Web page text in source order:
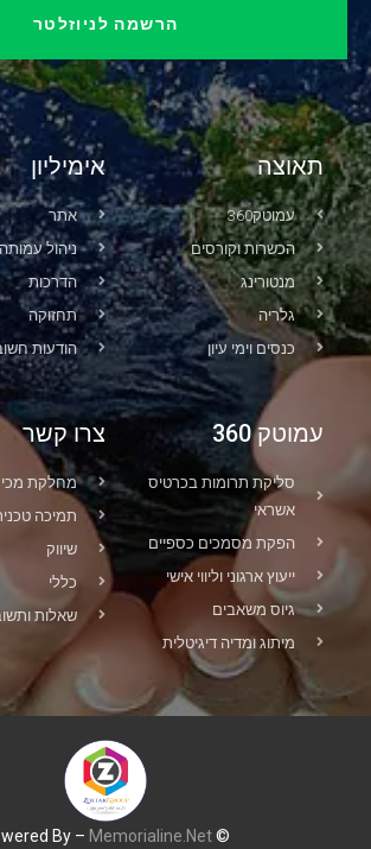
הרשמה לניוזלטר
תאוצה
עמוטק360
הכשרות וקורסים
מנטורינג
גלריה
כנסים וימי עיון
אימיליון
אתר
ניהול עמותה
הדרכות
תחזוקה
הודעות
עמוטק 360
סליקת תרומות בכרטיס
אשראי
הפקת מסמכים כספיים
ייעוץ ארגוני וליווי אישי
גיוס משאבים
מיתוג ומדיה דיגיטלית
צרו קשר
מחלקת
תמיכה
שיווק
כללי
שאלות
© Powered By –
Memorialine.Net